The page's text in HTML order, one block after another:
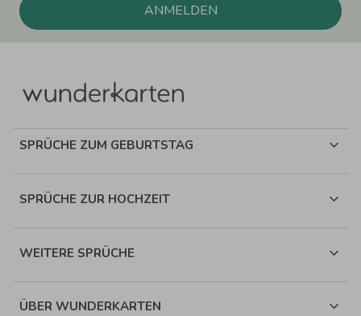
ANMELDEN
SPRÜCHE ZUM GEBURTSTAG
SPRÜCHE ZUR HOCHZEIT
WEITERE SPRÜCHE
ÜBER WUNDERKARTEN